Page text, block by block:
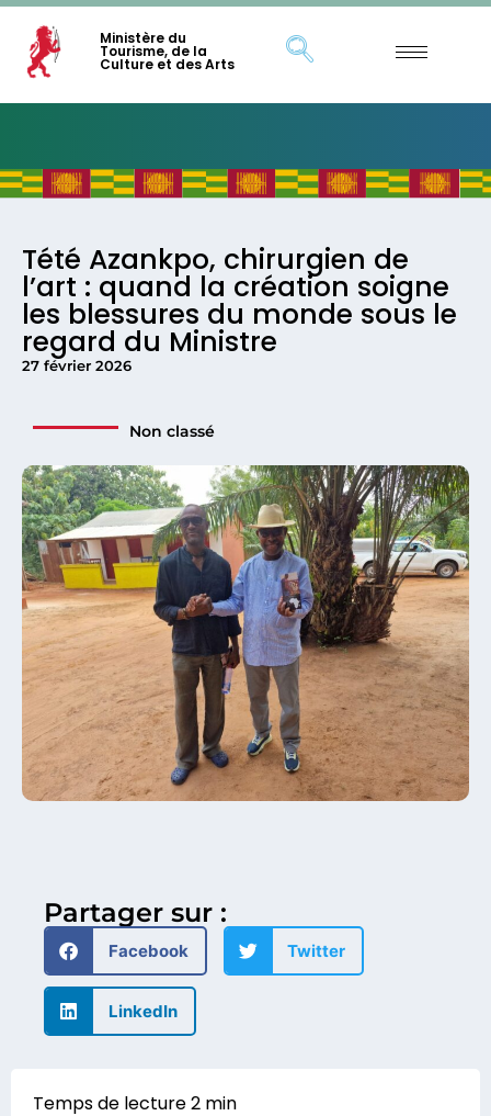
Ministère du
Tourisme, de la
Culture et des Arts
Tété Azankpo, chirurgien de
l’art : quand la création soigne
les blessures du monde sous le
regard du Ministre
27 février 2026
Non classé
Partager sur :
Facebook Twitter
LinkedIn